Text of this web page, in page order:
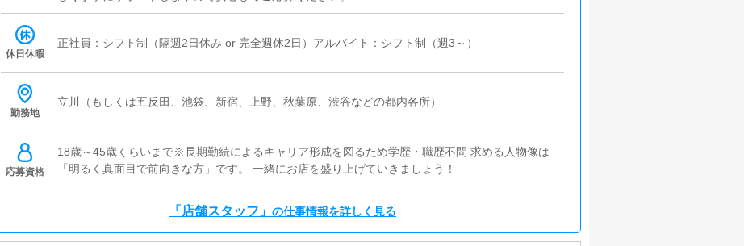
休日休暇
正社員：シフト制（隔週2日休み or 完全週休2日）アルバイト：シフト制（週3～）
勤務地
立川（もしくは五反田、池袋、新宿、上野、秋葉原、渋谷などの都内各所）
応募資格
18歳～45歳くらいまで※長期勤続によるキャリア形成を図るため学歴・職歴不問 求める人物像は
「明るく真面目で前向きな方」です。 一緒にお店を盛り上げていきましょう！
「店舗スタッフ」 の仕事情報を詳しく見る